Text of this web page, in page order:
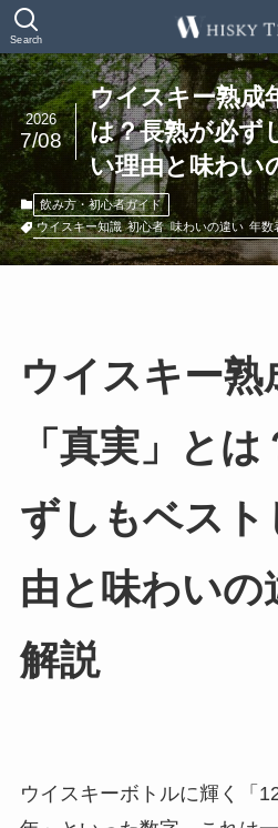
Search
ウイスキー熟成
は？長熟が必ず
い理由と味わい
2026
7/08
飲み方・初心者ガイド
ウイスキー知識 初心者 味わいの違い 年数
ウイスキー熟
「真実」と
ずしもベスト
由と味わいの
解説
ウイスキーボトルに輝く「